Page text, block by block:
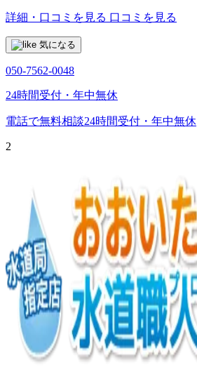
詳細・口コミを見る 口コミを見る
気になる
050-7562-0048
24時間受付・年中無休
電話で無料相談24時間受付・年中無休
2